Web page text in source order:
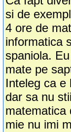
si de
4 ore de
informatica
spaniola.
mate pe
Inteleg ca e
dar sa nu
matematica
mie nu imi